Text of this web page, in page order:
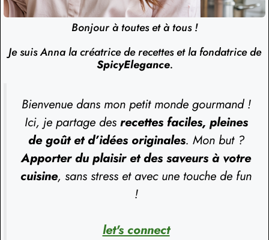
Bonjour à toutes et à tous !
Je suis Anna la créatrice de recettes et la fondatrice de
SpicyElegance.
Bienvenue dans mon petit monde gourmand !
Ici, je partage des recettes faciles, pleines
de goût et d’idées originales. Mon but ?
Apporter du plaisir et des saveurs à votre
cuisine, sans stress et avec une touche de fun
!
let's connect